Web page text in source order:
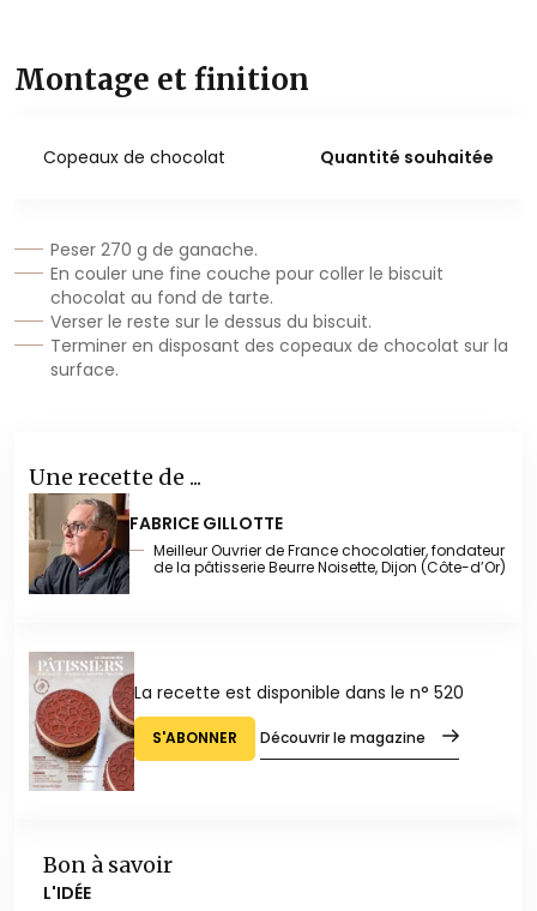
Montage et finition
Copeaux de chocolat Quantité souhaitée
Peser 270 g de ganache.
En couler une fine couche pour coller le biscuit
chocolat au fond de tarte.
Verser le reste sur le dessus du biscuit.
Terminer en disposant des copeaux de chocolat sur la
surface.
Une recette de ...
FABRICE GILLOTTE
Meilleur Ouvrier de France chocolatier, fondateur
de la pâtisserie Beurre Noisette, Dijon (Côte-d’Or)
La recette est disponible dans le n° 520
S'ABONNER Découvrir le magazine
Bon à savoir
L'IDÉE